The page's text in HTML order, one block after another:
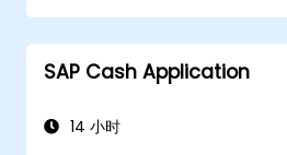
SAP Cash Application
14 小时